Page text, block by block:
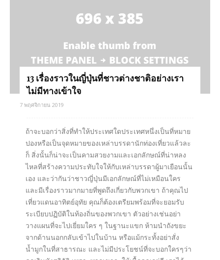
13 เรื่องราวในญี่ปุ่นที่ชาวต่างชาติอย่างเรา
ไม่มีทางเข้าใจ
7 พฤศจิกายน 2019
ถ้าจะบอกว่าสิ่งที่ทำให้ประเทศใดประเทศหนึ่งเป็นที่หมาย
ปองหรือเป็นจุดหมายของเหล่าบรรดานักท่องเที่ยวแล้วละ
ก็ สิ่งนั้นก็น่าจะเป็นคามสวยงามและเอกลักษณ์ที่น่าหลง
ไหลที่สร้างความประทับใจให้กับเหล่าบรรดาผู้มาเยือนนั้น
เอง และว่ากันว่าชาวญี่ปุ่นมีเอกลักษณ์ที่ไม่เหมือนใคร
และมีเรื่องราวมากมายที่พูดถึงเกี่ยวกับพวกเขา ถ้าคุณไป
เที่ยวแดนอาทิตย์อุทัย คุณก็ต้องเตรียมพร้อมที่จะยอมรับ
ระเบียบปฏิบัติในท้องถิ่นของพวกเขา ตัวอย่างเช่นอย่า
วางแผนที่จะไปเยี่ยมใคร ๆ ในฐานะแขก ห้ามนำถังขยะ
จากด้านนอกกลับเข้าไปในบ้าน หรือแม้กระทั้งอย่าสั่ง
น้ำมูกในที่สาธารณะ และไม่มีประโยชน์ที่จะบอกใครๆว่า